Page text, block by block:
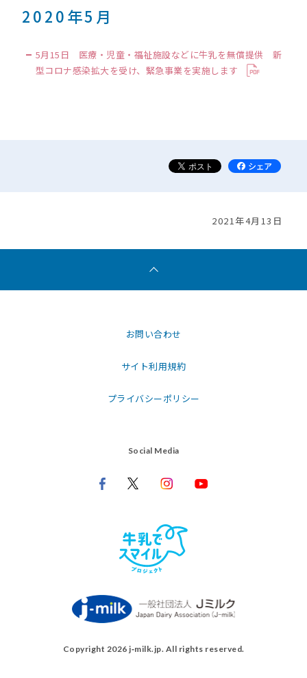
2020年5月
5月15日 医療・児童・福祉施設などに牛乳を無償提供 新
型コロナ感染拡大を受け、緊急事業を実施します
2021年4月13日
Copyright 2026 j‑milk.jp. All rights reserved.
お問い合わせ
サイト利用規約
プライバシーポリシー
Social Media